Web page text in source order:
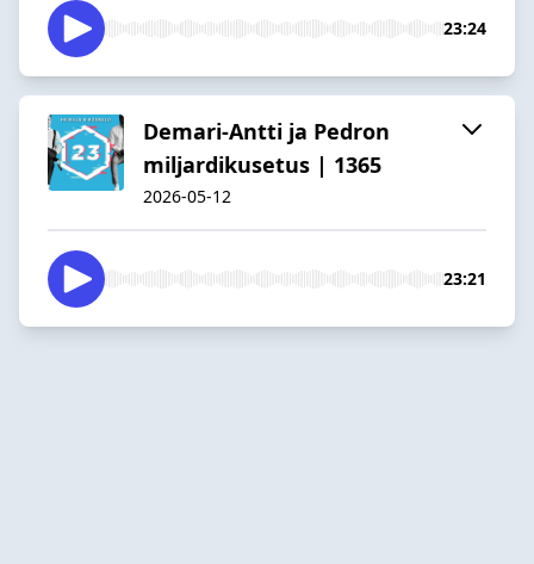
23:24
Demari-Antti ja Pedron
miljardikusetus | 1365
2026-05-12
23:21